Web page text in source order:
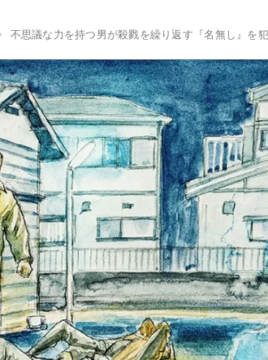
不思議な力を持つ男が殺戮を繰り返す『名無し』を